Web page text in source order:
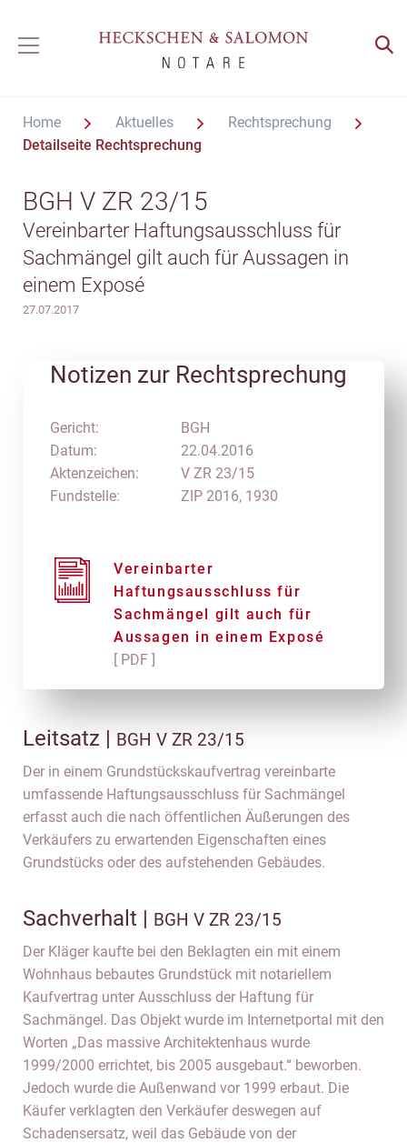
Home Aktuelles
Rechtsprechung
Detailseite Rechtsprechung
BGH V ZR 23/15
Vereinbarter Haftungsausschluss für
Sachmängel gilt auch für Aussagen in
einem Exposé
27.07.2017
Notizen zur Rechtsprechung
Gericht:
Datum:
Aktenzeichen:
Fundstelle:
BGH
22.04.2016
V ZR 23/15
ZIP 2016, 1930
Vereinbarter
Haftungsausschluss für
Sachmängel gilt auch für
Aussagen in einem Exposé
[ PDF ]
Leitsatz | BGH V ZR 23/15
Der in einem Grundstückskaufvertrag vereinbarte
umfassende Haftungsausschluss für Sachmängel
erfasst auch die nach öffentlichen Äußerungen des
Verkäufers zu erwartenden Eigenschaften eines
Grundstücks oder des aufstehenden Gebäudes.
Sachverhalt | BGH V ZR 23/15
Der Kläger kaufte bei den Beklagten ein mit einem
Wohnhaus bebautes Grundstück mit notariellem
Kaufvertrag unter Ausschluss der Haftung für
Sachmängel. Das Objekt wurde im Internetportal mit den
Worten „Das massive Architektenhaus wurde
1999/2000 errichtet, bis 2005 ausgebaut.“ beworben.
Jedoch wurde die Außenwand vor 1999 erbaut. Die
Käufer verklagten den Verkäufer deswegen auf
Schadensersatz, weil das Gebäude von der